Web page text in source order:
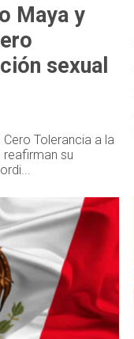
Maya y
sexual
Cero Tolerancia a la
reafirman su